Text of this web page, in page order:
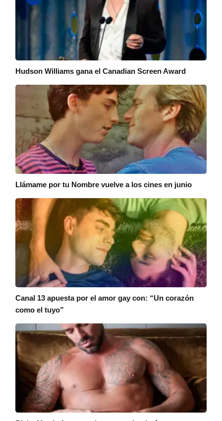
Hudson Williams gana el Canadian Screen Award
Llámame por tu Nombre vuelve a los cines en junio
Canal 13 apuesta por el amor gay con: “Un corazón
como el tuyo”